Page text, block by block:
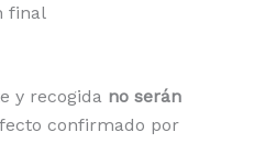
final
y recogida no serán
confirmado por